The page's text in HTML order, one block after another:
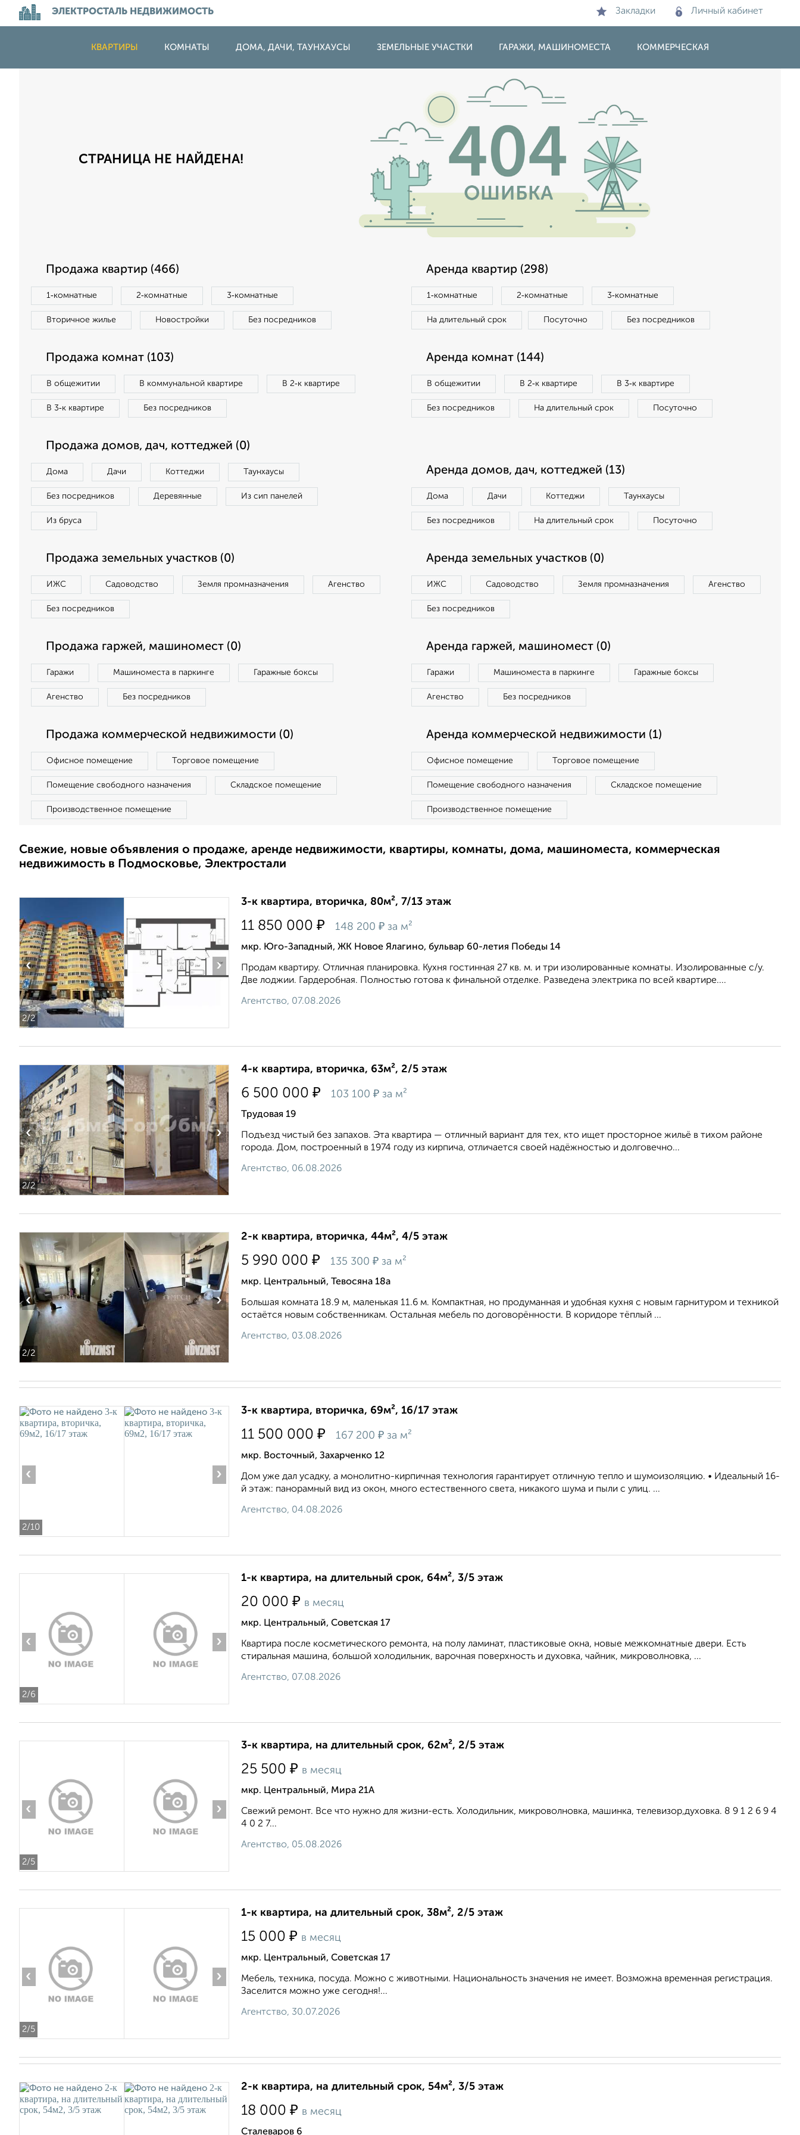
ЭЛЕКТРОСТАЛЬ НЕДВИЖИМОСТЬ Закладки Личный кабинет
КВАРТИРЫ КОМНАТЫ ДОМА, ДАЧИ, ТАУНХАУСЫ ЗЕМЕЛЬНЫЕ УЧАСТКИ ГАРАЖИ, МАШИНОМЕСТА КОММЕРЧЕСКАЯ
СТРАНИЦА НЕ НАЙДЕНА!
Продажа квартир (466)
1‑комнатные 2‑комнатные 3‑комнатные
Вторичное жилье Новостройки Без посредников
Аренда квартир (298)
1‑комнатные 2‑комнатные 3‑комнатные
На длительный срок Посуточно Без посредников
Продажа комнат (103)
В общежитии В коммунальной квартире В 2‑к квартире
В 3‑к квартире Без посредников
Аренда комнат (144)
В общежитии В 2‑к квартире В 3‑к квартире
Без посредников На длительный срок Посуточно
Продажа домов, дач, коттеджей (0)
Дома Дачи Коттеджи Таунхаусы
Без посредников Деревянные Из сип панелей
Из бруса
Аренда домов, дач, коттеджей (13)
Дома Дачи Коттеджи Таунхаусы
Без посредников На длительный срок Посуточно
Продажа земельных участков (0)
ИЖС Садоводство Земля промназначения Агенство
Без посредников
Аренда земельных участков (0)
ИЖС Садоводство Земля промназначения Агенство
Без посредников
Продажа гаржей, машиномест (0)
Гаражи Машиноместа в паркинге Гаражные боксы
Агенство Без посредников
Аренда гаржей, машиномест (0)
Гаражи Машиноместа в паркинге Гаражные боксы
Агенство Без посредников
Продажа коммерческой недвижимости (0)
Офисное помещение Торговое помещение
Помещение свободного назначения Складское помещение
Производственное помещение
Аренда коммерческой недвижимости (1)
Офисное помещение Торговое помещение
Помещение свободного назначения Складское помещение
Производственное помещение
Свежие, новые объявления о продаже, аренде недвижимости, квартиры, комнаты, дома, машиноместа, коммерческая
недвижимость в Подмосковье, Электростали
2/2
‹ ›
3-к квартира, вторичка, 80м², 7/13 этаж
11 850 000 ₽ 148 200 ₽ за м²
мкр. Юго-Западный, ЖК Новое Ялагино, бульвар 60-летия Победы 14
Продам квартиру. Отличная планировка. Кухня гостинная 27 кв. м. и три изолированные комнаты. Изолированные с/у.
Две лоджии. Гардеробная. Полностью готова к финальной отделке. Разведена электрика по всей квартире....
Агентство, 07.08.2026
2/2
‹ ›
4-к квартира, вторичка, 63м², 2/5 этаж
6 500 000 ₽ 103 100 ₽ за м²
Трудовая 19
Подъезд чистый без запахов. Эта квартира — отличный вариант для тех, кто ищет просторное жильё в тихом районе
города. Дом, построенный в 1974 году из кирпича, отличается своей надёжностью и долговечно...
Агентство, 06.08.2026
2/2
‹ ›
2-к квартира, вторичка, 44м², 4/5 этаж
5 990 000 ₽ 135 300 ₽ за м²
мкр. Центральный, Тевосяна 18а
Большая комната 18.9 м, маленькая 11.6 м. Компактная, но продуманная и удобная кухня с новым гарнитуром и техникой
остаётся новым собственникам. Остальная мебель по договорённости. В коридоре тёплый ...
Агентство, 03.08.2026
2/10
‹ ›
3-к квартира, вторичка, 69м², 16/17 этаж
11 500 000 ₽ 167 200 ₽ за м²
мкр. Восточный, Захарченко 12
Дом уже дал усадку, а монолитно-кирпичная технология гарантирует отличную тепло и шумоизоляцию. • Идеальный 16-
й этаж: панорамный вид из окон, много естественного света, никакого шума и пыли с улиц. ...
Агентство, 04.08.2026
2/6
‹ ›
1-к квартира, на длительный срок, 64м², 3/5 этаж
20 000 ₽ в месяц
мкр. Центральный, Советская 17
Квартира после косметического ремонта, на полу ламинат, пластиковые окна, новые межкомнатные двери. Есть
стиральная машина, большой холодильник, варочная поверхность и духовка, чайник, микроволновка, ...
Агентство, 07.08.2026
2/5
‹ ›
3-к квартира, на длительный срок, 62м², 2/5 этаж
25 500 ₽ в месяц
мкр. Центральный, Мира 21А
Свежий ремонт. Все что нужно для жизни-есть. Холодильник, микроволновка, машинка, телевизор,духовка. 8 9 1 2 6 9 4
4 0 2 7...
Агентство, 05.08.2026
2/5
‹ ›
1-к квартира, на длительный срок, 38м², 2/5 этаж
15 000 ₽ в месяц
мкр. Центральный, Советская 17
Мебель, техника, посуда. Можно с животными. Национальность значения не имеет. Возможна временная регистрация.
Заселится можно уже сегодня!...
Агентство, 30.07.2026
2-к квартира, на длительный срок, 54м², 3/5 этаж
18 000 ₽ в месяц
Сталеваров 6